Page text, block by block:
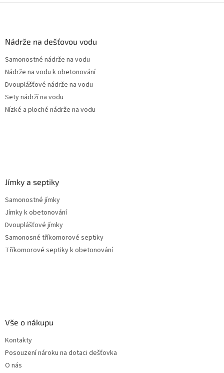
l
Nádrže na dešťovou vodu
Samonostné nádrže na vodu
Nádrže na vodu k obetonování
Dvouplášťové nádrže na vodu
Sety nádrží na vodu
Nízké a ploché nádrže na vodu
Jímky a septiky
Samonostné jímky
Jímky k obetonování
Dvouplášťové jímky
Samonosné tříkomorové septiky
Tříkomorové septiky k obetonování
Vše o nákupu
Kontakty
Posouzení nároku na dotaci dešťovka
O nás